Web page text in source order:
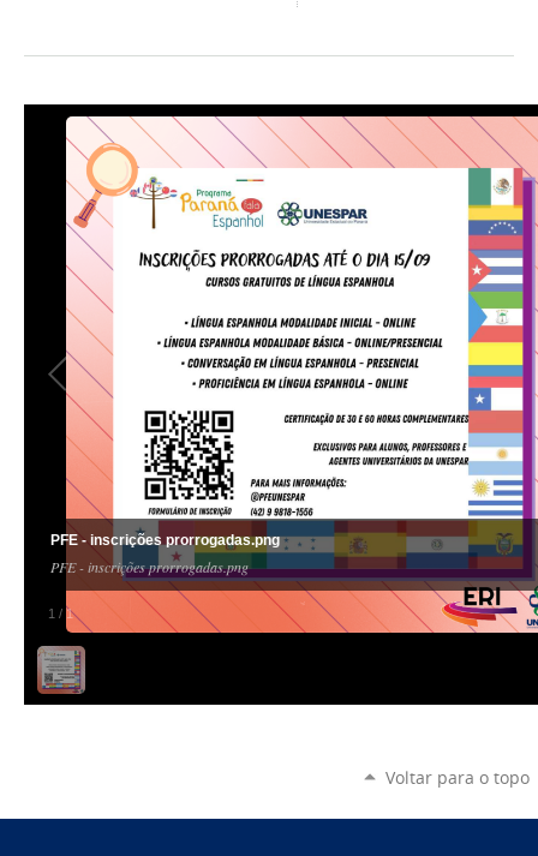
1 / 1
PFE - inscrições prorrogadas.png
PFE - inscrições prorrogadas.png
Voltar para o topo